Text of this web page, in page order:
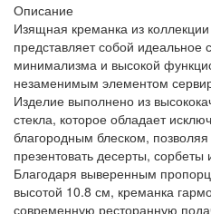
Описание
Изящная креманка из
представляет собой идеальное
минимализма и высокой
незаменимым элементом
Изделие выполнено из
стекла, которое обладает
благородным блеском,
презентовать десерты, сорбеты
Благодаря выверенным
высотой 10.8 см, креманка
современную ресторанную